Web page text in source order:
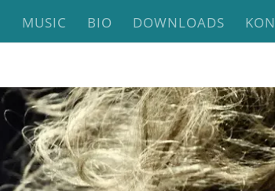
MUSIC BIO DOWNLOADS